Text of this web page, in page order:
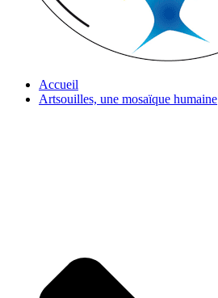
Accueil
Artsouilles, une mosaïque humaine